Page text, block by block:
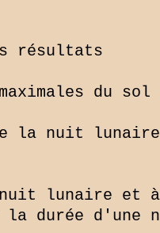
résultats
maximales du
la nuit
lunaire et à
la durée d'une